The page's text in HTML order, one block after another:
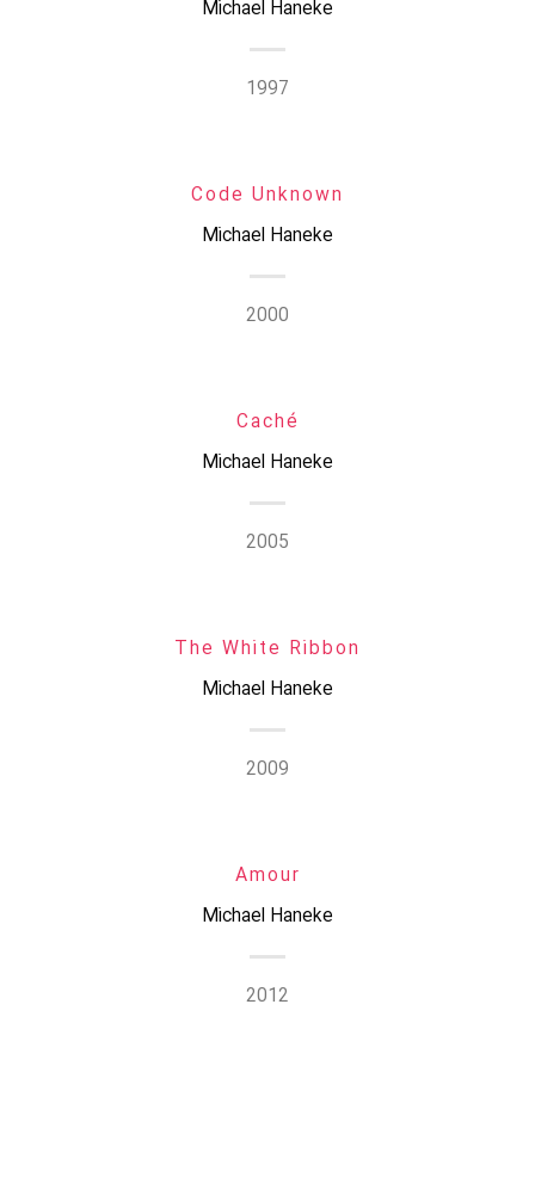
Michael Haneke
1997
Code Unknown
Michael Haneke
2000
Caché
Michael Haneke
2005
The White Ribbon
Michael Haneke
2009
Amour
Michael Haneke
2012